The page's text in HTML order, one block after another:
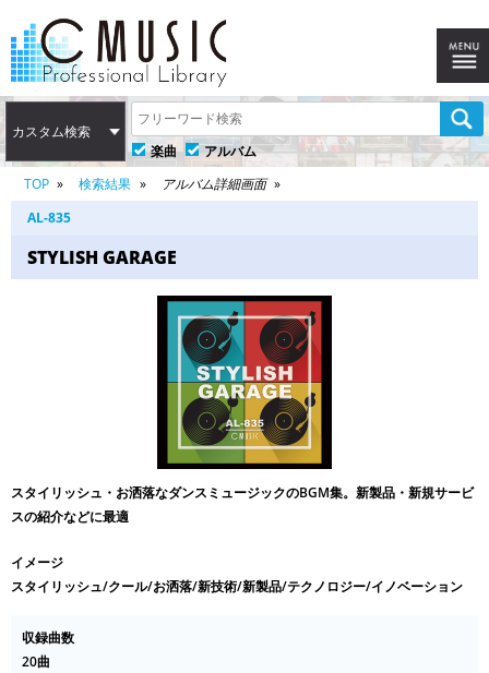
カスタム検索
楽曲
アルバム
TOP
検索結果
アルバム詳細画面
AL-835
STYLISH GARAGE
スタイリッシュ・お洒落なダンスミュージックのBGM集。新製品・新規サービ
スの紹介などに最適
イメージ
スタイリッシュ/クール/お洒落/新技術/新製品/テクノロジー/イノベーション
収録曲数
20曲